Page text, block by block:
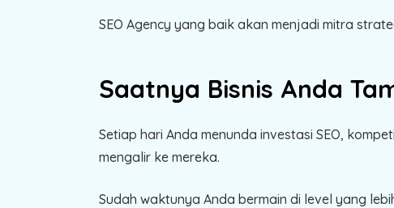
SEO Agency yang baik akan menjadi mitra
Saatnya Bisnis Anda
Setiap hari Anda menunda investasi SEO,
mengalir ke mereka.
Sudah waktunya Anda bermain di level yang